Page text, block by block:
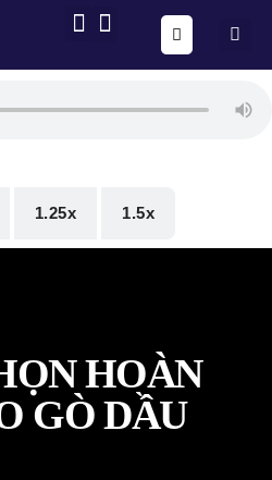
1.25x 1.5x
HOÀN
GÒ DẦU